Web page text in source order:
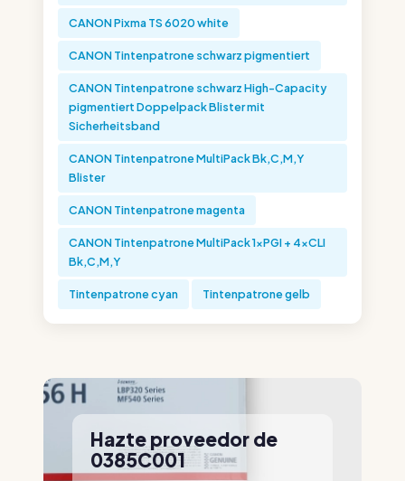
CANON Pixma TS 6020 white
CANON Tintenpatrone schwarz pigmentiert
CANON Tintenpatrone schwarz High-Capacity
pigmentiert Doppelpack Blister mit
Sicherheitsband
CANON Tintenpatrone MultiPack Bk,C,M,Y
Blister
CANON Tintenpatrone magenta
CANON Tintenpatrone MultiPack 1xPGI + 4xCLI
Bk,C,M,Y
Tintenpatrone cyan Tintenpatrone gelb
Hazte proveedor de
0385C001